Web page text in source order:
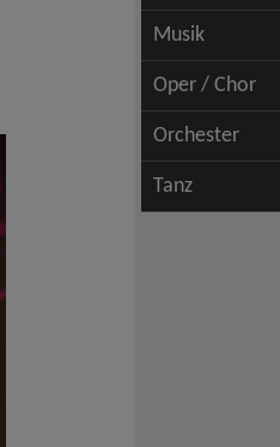
Musik
Oper / Chor
Orchester
Tanz